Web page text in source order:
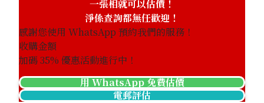
一張相就可以估價！
淨係查詢都無任歡迎！
感謝您使用 WhatsApp 預約我們的服務！
收購金額
加碼35% 優惠活動進行中！
用 WhatsApp 免費估價
電郵評估